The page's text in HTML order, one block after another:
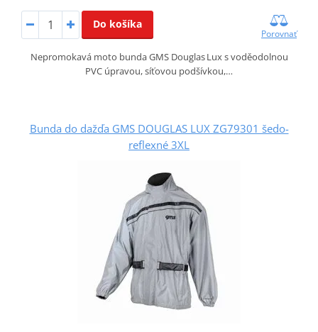
Do košíka
Porovnať
Nepromokavá moto bunda GMS Douglas Lux s voděodolnou
PVC úpravou, síťovou podšívkou,…
Bunda do dažďa GMS DOUGLAS LUX ZG79301 šedo-
reflexné 3XL